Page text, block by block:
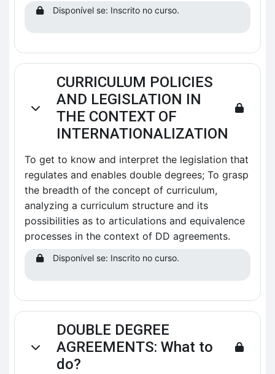
Disponível se: Inscrito no curso.
Contrair
CURRICULUM POLICIES
AND LEGISLATION IN
THE CONTEXT OF
INTERNATIONALIZATION
To get to know and interpret the legislation that
regulates and enables double degrees; To grasp
the breadth of the concept of curriculum,
analyzing a curriculum structure and its
possibilities as to articulations and equivalence
processes in the context of DD agreements.
Disponível se: Inscrito no curso.
Contrair
DOUBLE DEGREE
AGREEMENTS: What to
do?